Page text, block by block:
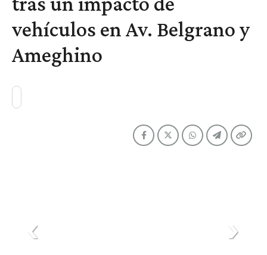
vehículos en Av. Belgrano y
Ameghino